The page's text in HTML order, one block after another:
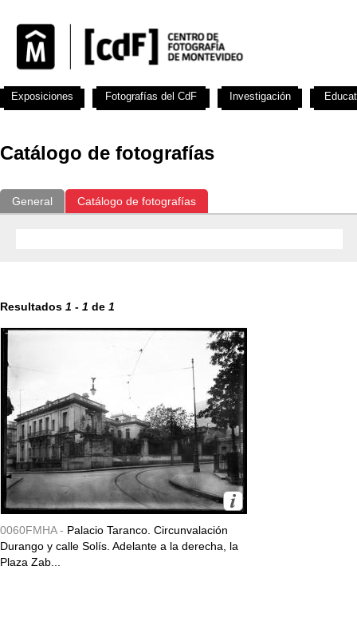
Catálogo de fotografías
General Catálogo de fotografías
Resultados 1 - 1 de 1
0060FMHA - Palacio Taranco. Circunvalación
Durango y calle Solís. Adelante a la derecha, la
Plaza Zab...
Exposiciones Fotografías del CdF Investigación